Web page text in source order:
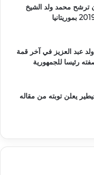
ترشح محمد ولد الشيخ
عبد العزيز في آخر قمة
رئيسا للجمهورية
يعلن توبته من مقاله